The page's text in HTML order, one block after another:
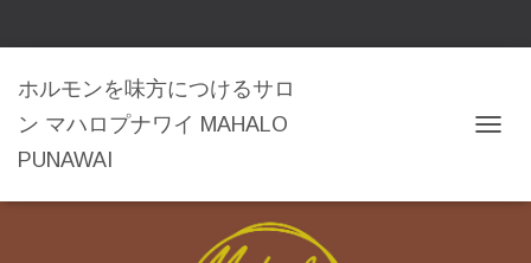
ホルモンを味方につけるサロ
ン マハロプナワイ MAHALO
PUNAWAI